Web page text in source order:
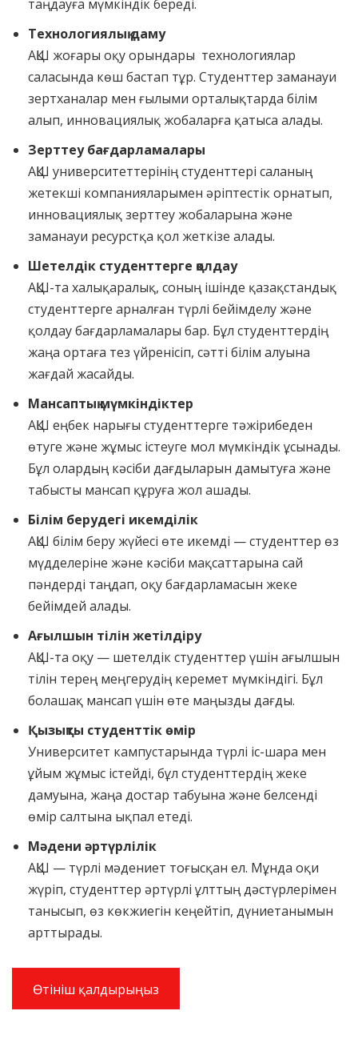
таңдауға мүмкіндік береді.
Технологиялық даму
АҚШ жоғары оқу орындары технологиялар
саласында көш бастап тұр. Студенттер заманауи
зертханалар мен ғылыми орталықтарда білім
алып, инновациялық жобаларға қатыса алады.
Зерттеу бағдарламалары
АҚШ университеттерінің студенттері саланың
жетекші компанияларымен әріптестік орнатып,
инновациялық зерттеу жобаларына және
заманауи ресурстқа қол жеткізе алады.
Шетелдік студенттерге қолдау
АҚШ-та халықаралық, соның ішінде қазақстандық
студенттерге арналған түрлі бейімделу және
қолдау бағдарламалары бар. Бұл студенттердің
жаңа ортаға тез үйренісіп, сәтті білім алуына
жағдай жасайды.
Мансаптық мүмкіндіктер
АҚШ еңбек нарығы студенттерге тәжірибеден
өтуге және жұмыс істеуге мол мүмкіндік ұсынады.
Бұл олардың кәсіби дағдыларын дамытуға және
табысты мансап құруға жол ашады.
Білім берудегі икемділік
АҚШ білім беру жүйесі өте икемді — студенттер өз
мүдделеріне және кәсіби мақсаттарына сай
пәндерді таңдап, оқу бағдарламасын жеке
бейімдей алады.
Ағылшын тілін жетілдіру
АҚШ-та оқу — шетелдік студенттер үшін ағылшын
тілін терең меңгерудің керемет мүмкіндігі. Бұл
болашақ мансап үшін өте маңызды дағды.
Қызықты студенттік өмір
Университет кампустарында түрлі іс-шара мен
ұйым жұмыс істейді, бұл студенттердің жеке
дамуына, жаңа достар табуына және белсенді
өмір салтына ықпал етеді.
Мәдени әртүрлілік
АҚШ — түрлі мәдениет тоғысқан ел. Мұнда оқи
жүріп, студенттер әртүрлі ұлттың дәстүрлерімен
танысып, өз көкжиегін кеңейтіп, дүниетанымын
арттырады.
Өтініш қалдырыңыз